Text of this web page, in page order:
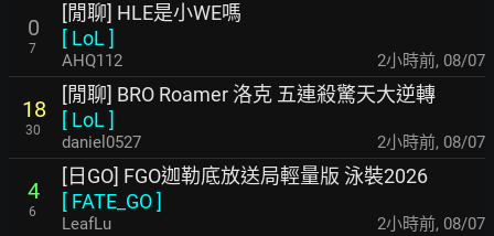
0
7
[閒聊] HLE是小WE嗎
[ LoL]
AHQ112 2小時前, 08/07
18
30
[閒聊] BRO Roamer 洛克 五連殺驚天大逆轉
[ LoL]
daniel0527 2小時前, 08/07
4
6
[日GO] FGO迦勒底放送局輕量版 泳裝2026
[ FATE_GO]
LeafLu 2小時前, 08/07